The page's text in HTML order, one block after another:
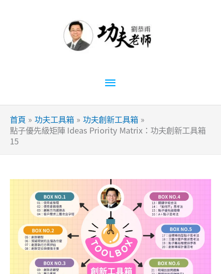
主
要
選
首頁 功夫工具箱
功夫創新工具箱
點子優先級矩陣 Ideas Priority Matrix：功夫創新工具箱
15